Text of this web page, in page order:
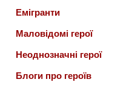
Емігранти
Маловідомі герої
Неоднозначні герої
Блоги про героїв